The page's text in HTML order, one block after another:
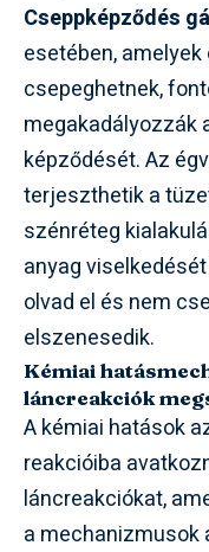
Cseppképződés
esetében,
csepeghetnek,
megakadályozzák
képződését. Az
terjeszthetik a
szénréteg
anyag
olvad el és nem
elszenesedik.
Kémiai
láncreakciók
A kémiai hatások
reakcióiba
láncreakciókat,
a mechanizmusok